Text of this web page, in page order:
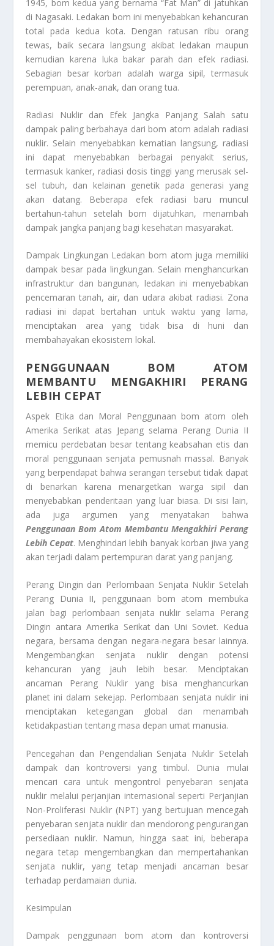
1945, bom kedua yang bernama “Fat Man” di jatuhkan
di Nagasaki. Ledakan bom ini menyebabkan kehancuran
total pada kedua kota. Dengan ratusan ribu orang
tewas, baik secara langsung akibat ledakan maupun
kemudian karena luka bakar parah dan efek radiasi.
Sebagian besar korban adalah warga sipil, termasuk
perempuan, anak-anak, dan orang tua.
Radiasi Nuklir dan Efek Jangka Panjang Salah satu
dampak paling berbahaya dari bom atom adalah radiasi
nuklir. Selain menyebabkan kematian langsung, radiasi
ini dapat menyebabkan berbagai penyakit serius,
termasuk kanker, radiasi dosis tinggi yang merusak sel-
sel tubuh, dan kelainan genetik pada generasi yang
akan datang. Beberapa efek radiasi baru muncul
bertahun-tahun setelah bom dijatuhkan, menambah
dampak jangka panjang bagi kesehatan masyarakat.
Dampak Lingkungan Ledakan bom atom juga memiliki
dampak besar pada lingkungan. Selain menghancurkan
infrastruktur dan bangunan, ledakan ini menyebabkan
pencemaran tanah, air, dan udara akibat radiasi. Zona
radiasi ini dapat bertahan untuk waktu yang lama,
menciptakan area yang tidak bisa di huni dan
membahayakan ekosistem lokal.
PENGGUNAAN BOM ATOM
MEMBANTU MENGAKHIRI PERANG
LEBIH CEPAT
Aspek Etika dan Moral Penggunaan bom atom oleh
Amerika Serikat atas Jepang selama Perang Dunia II
memicu perdebatan besar tentang keabsahan etis dan
moral penggunaan senjata pemusnah massal. Banyak
yang berpendapat bahwa serangan tersebut tidak dapat
di benarkan karena menargetkan warga sipil dan
menyebabkan penderitaan yang luar biasa. Di sisi lain,
ada juga argumen yang menyatakan bahwa
Penggunaan Bom Atom Membantu Mengakhiri Perang
Lebih Cepat. Menghindari lebih banyak korban jiwa yang
akan terjadi dalam pertempuran darat yang panjang.
Perang Dingin dan Perlombaan Senjata Nuklir Setelah
Perang Dunia II, penggunaan bom atom membuka
jalan bagi perlombaan senjata nuklir selama Perang
Dingin antara Amerika Serikat dan Uni Soviet. Kedua
negara, bersama dengan negara-negara besar lainnya.
Mengembangkan senjata nuklir dengan potensi
kehancuran yang jauh lebih besar. Menciptakan
ancaman Perang Nuklir yang bisa menghancurkan
planet ini dalam sekejap. Perlombaan senjata nuklir ini
menciptakan ketegangan global dan menambah
ketidakpastian tentang masa depan umat manusia.
Pencegahan dan Pengendalian Senjata Nuklir Setelah
dampak dan kontroversi yang timbul. Dunia mulai
mencari cara untuk mengontrol penyebaran senjata
nuklir melalui perjanjian internasional seperti Perjanjian
Non-Proliferasi Nuklir (NPT) yang bertujuan mencegah
penyebaran senjata nuklir dan mendorong pengurangan
persediaan nuklir. Namun, hingga saat ini, beberapa
negara tetap mengembangkan dan mempertahankan
senjata nuklir, yang tetap menjadi ancaman besar
terhadap perdamaian dunia.
Kesimpulan
Dampak penggunaan bom atom dan kontroversi